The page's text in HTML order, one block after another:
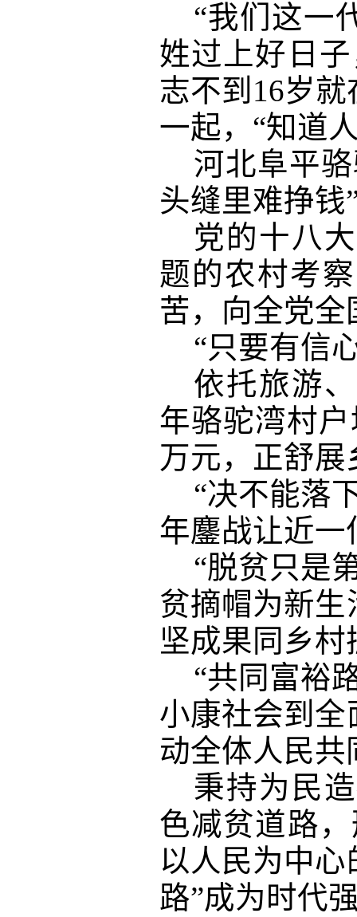
“我们这一
姓过上好日
志不到16岁
一起，“知道
河北阜平
头缝里难挣钱
党的十八
题的农村考
苦，向全党
“只要有信
依托旅游
年骆驼湾村
万元，正舒
“决不能落
年鏖战让近一
“脱贫只是
贫摘帽为新
坚成果同乡
“共同富裕
小康社会到
动全体人民
秉持为民
色减贫道路
以人民为中
路”成为时代